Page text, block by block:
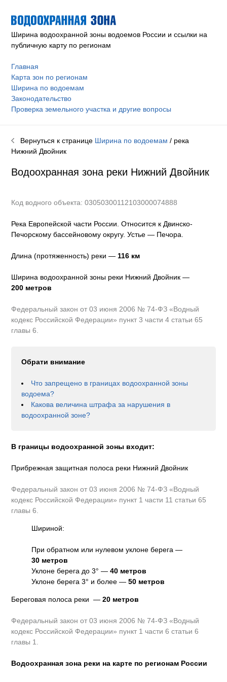
Ширина водоохранной зоны водоемов России и ссылки на
публичную карту по регионам
Главная
Карта зон по регионам
Ширина по водоемам
Законодательство
Проверка земельного участка и другие вопросы
Вернуться к странице Ширина по водоемам / река
Нижний Двойник
Водоохранная зона реки Нижний Двойник
Код водного объекта: 03050300112103000074888
Река Европейской части России. Относится к Двинско-
Печорскому бассейновому округу.Устье — Печора.
Длина (протяженность) реки — 116 км
Ширина водоохранной зоны реки Нижний Двойник —
200 метров
Федеральный закон от 03 июня 2006 № 74-ФЗ «Водный
кодекс Российской Федерации» пункт 3 части 4 статьи 65
главы 6.
Обрати внимание
Что запрещено в границах водоохранной зоны
водоема?
Какова величина штрафа за нарушения в
водоохранной зоне?
В границы водоохранной зоны входит:
Прибрежная защитная полоса реки Нижний Двойник
Федеральный закон от 03 июня 2006 № 74-ФЗ «Водный
кодекс Российской Федерации» пункт 1 части 11 статьи 65
главы 6.
Шириной:
При обратном или нулевом уклоне берега —
30 метров
Уклоне берега до 3° —40 метров
Уклоне берега 3° и более —50 метров
Береговая полоса реки —20 метров
Федеральный закон от 03 июня 2006 № 74-ФЗ «Водный
кодекс Российской Федерации» пункт 1 части 6 статьи 6
главы 1.
Водоохранная зона реки на карте по регионам России